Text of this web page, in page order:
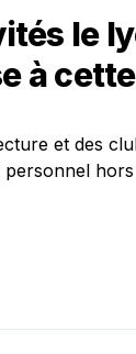
le
à
et des
hors